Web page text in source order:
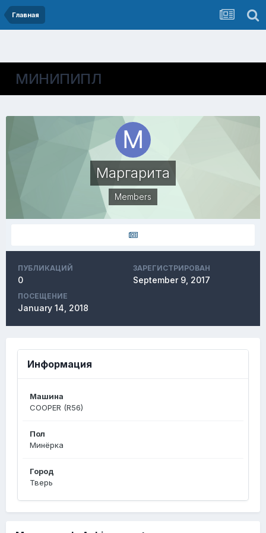
Главная
МИНИПИПЛ
Маргарита
Members
ПУБЛИКАЦИЙ
0
ЗАРЕГИСТРИРОВАН
September 9, 2017
ПОСЕЩЕНИЕ
January 14, 2018
Информация
Машина
COOPER (R56)
Пол
Минёрка
Город
Тверь